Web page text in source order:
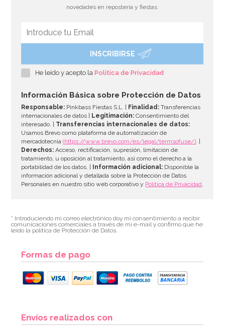
novedades en repostería y fiestas
INSCRIBIRSE
He leído y acepto laPolítica de Privacidad
Información Básica sobre Protección de Datos
Responsable: Pinkbass Fiestas S.L. | Finalidad: Transferencias
internacionales de datos |
Legitimación: Consentimiento del
interesado. | Transferencias internacionales de datos:
Usamos Brevo como plataforma de automatización de
mercadotecnia(https://www.brevo.com/es/legal/termsofuse/). |
Derechos: Acceso, rectificación, supresión, limitación de
tratamiento, u oposición al tratamiento, así como el derecho a la
portabilidad de los datos. |
Información adicional: Disponible la
información adicional y detallada sobre la Protección de Datos
Personales en nuestro sitio web corporativo y Política de Privacidad.
* Introduciendo mi correo electrónico doy mi consentimiento a recibir
comunicaciones comerciales a través de mi e-mail y confirmo que he
leído la política de Protección de Datos.
Formas de pago
Envíos realizados con